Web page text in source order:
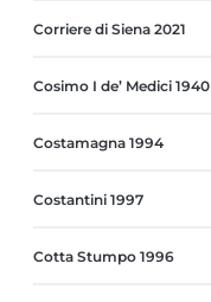
Corriere di Siena 2021
Cosimo I de’ Medici 1940
Costamagna 1994
Costantini 1997
Cotta Stumpo 1996